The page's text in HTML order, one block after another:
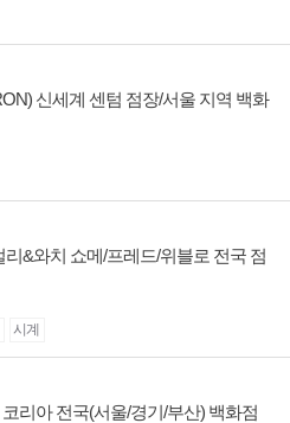
신세계 센텀 점장/서울 지역 백화
리&와치 쇼메/프레드/위블로 전국 점
시계
리아 전국(서울/경기/부산) 백화점